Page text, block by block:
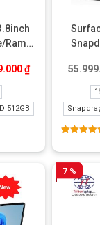
Ram
là: 29.499.000 ₫.
₫Giá hiện tại là:
512GB
7 %